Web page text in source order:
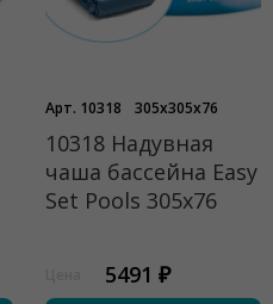
Арт. 10318 305x305x76
10318 Надувная
чаша бассейна Easy
Set Pools 305х76
5491 ₽